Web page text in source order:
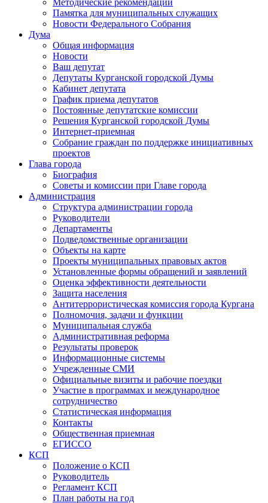
Методические рекомендации
Памятка для муниципальных служащих
Новости Федерального Cобрания
Дума
Общая информация
Новости
Ваш депутат
Депутаты Курганской городской Думы
Кабинет депутата
График приема депутатов
Постоянные депутатские комиссии
Решения Курганской городской Думы
Интернет-приемная
Собрание граждан по поддержке инициативных
проектов
Глава города
Биография
Советы и комиссии при Главе города
Администрация
Структура администрации города
Руководители
Департаменты
Подведомственные организации
Объекты на карте
Проекты муниципальных правовых актов
Установленные формы обращений и заявлений
Оценка эффективности деятельности
Защита населения
Антитеррористическая комиссия города Кургана
Полномочия, задачи и функции
Муниципальная служба
Административная реформа
Результаты проверок
Информационные системы
Учрежденные СМИ
Официальные визиты и рабочие поездки
Участие в программах и международное
сотрудничество
Статистическая информация
Контакты
Общественная приемная
ЕГИССО
КСП
Положение о КСП
Руководитель
Регламент КСП
План работы на год